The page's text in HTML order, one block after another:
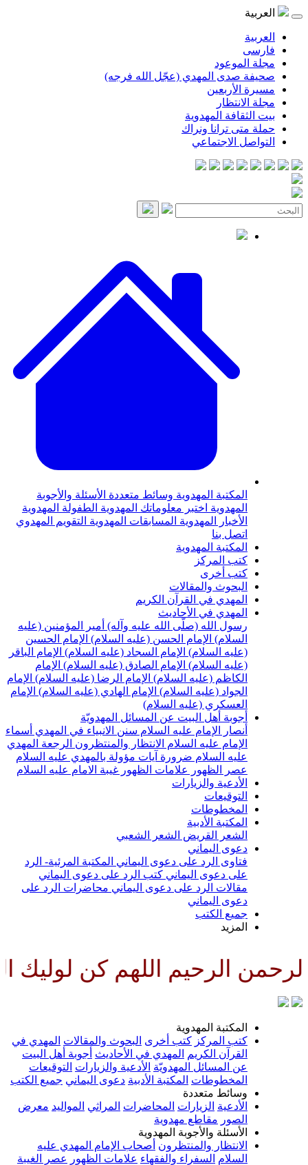
العربية
العربية
فارسی
مجلة الموعود
صحيفة صدى المهدي (عجّل الله فرجه)
مسيرة الأربعين
مجلة الانتظار
بيت الثقافة المهدوية
حملة متى ترانا ونراك
التواصل الاجتماعي
المكتبة المهدوية وسائط متعددة الأسئلة والأجوبة
المهدوية اختبر معلوماتك المهدوية الطفولة المهدوية
الأخبار المهدوية المسابقات المهدوية التقويم المهدوي
اتصل بنا
المكتبة المهدوية
كتب المركز
كتب أخرى
البحوث والمقالات
المهدي في القرآن الكريم
المهدي في الأحاديث
رسول الله (صلّى الله عليه وآله) أمير المؤمنين (عليه
السلام) الإمام الحسن (عليه السلام) الإمام الحسين
(عليه السلام) الإمام السجاد (عليه السلام) الإمام الباقر
(عليه السلام) الإمام الصادق (عليه السلام) الإمام
الكاظم (عليه السلام) الإمام الرضا (عليه السلام) الإمام
الجواد (عليه السلام) الإمام الهادي (عليه السلام) الإمام
العسكري (عليه السلام)
أجوبة أهل البيت عن المسائل المهدويّة
أنصار الإمام عليه السلام سنن الانبياء في المهدي أسماء
الإمام عليه السلام الانتظار والمنتظرون الرجعة المهدي
عليه السلام ضرورة آيات مؤولة بالمهدي عليه السلام
عصر الظهور
علامات الظهور غيبة الامام عليه السلام
الأدعية والزيارات
التوقيعات
المخطوطات
المكتبة الأدبية
الشعر القريض الشعر الشعبي
دعوى اليماني
فتاوى الرد على دعوى اليماني المكتبة المرئية- الرد
على دعوى اليماني كتب الرد على دعوى اليماني
مقالات الرد على دعوى اليماني محاضرات الرد على
دعوى اليماني
جميع الكتب
المزيد
الرحيم اللهم كن لوليك
المكتبة المهدوية
كتب المركز كتب أخرى البحوث والمقالات المهدي في
القرآن الكريم
المهدي في الأحاديث أجوبة أهل البيت
عن المسائل المهدويّة الأدعية والزيارات التوقيعات
المخطوطات المكتبة الأدبية دعوى اليماني جميع الكتب
وسائط متعددة
الأدعية الزيارات المحاضرات المراثي المواليد معرض
الصور مقاطع مهدوية
الأسئلة والأجوبة المهدوية
الانتظار والمنتظرون أصحاب الإمام المهدي عليه
السلام السفراء والفقهاء علامات الظهور
عصر الغيبة